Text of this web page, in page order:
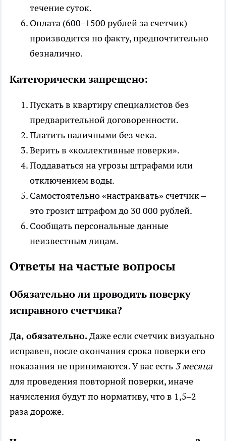
течение суток.
Оплата (600–1500 рублей за счетчик)
производится по факту, предпочтительно
безналично.
Категорически запрещено:
Пускать в квартиру специалистов без
предварительной договоренности.
Платить наличными без чека.
Верить в «коллективные поверки».
Поддаваться на угрозы штрафами или
отключением воды.
Самостоятельно «настраивать» счетчик –
это грозит штрафом до 30 000 рублей.
Сообщать персональные данные
неизвестным лицам.
Ответы на частые вопросы
Обязательно ли проводить поверку
исправного счетчика?
Да, обязательно.Даже если счетчик визуально
исправен, после окончания срока поверки его
показания не принимаются. У вас есть 3 месяца
для проведения повторной поверки, иначе
начисления будут по нормативу, что в 1,5–2
раза дороже.